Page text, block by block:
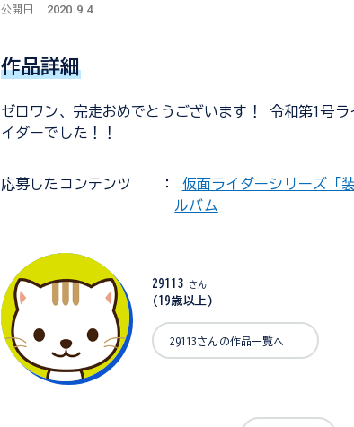
公開日 2020.9.4
作品詳細
ゼロワン、完走おめでとうございます！ 令和第1号
イダーでした！！
応募した コンテンツ ： 仮面ライダーシリーズ「装
ルバム
29113 さん
(19歳以上)
29113さんの作品一覧へ